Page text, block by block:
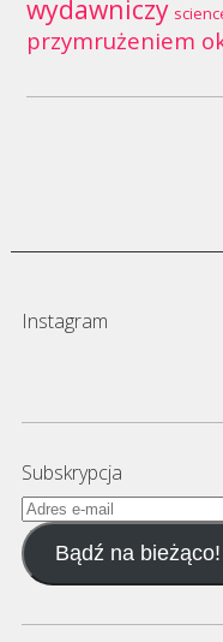
wydawniczy
przymrużeniem
Instagram
Subskrypcja
Adres
e-
mailBądź na bieżąco!